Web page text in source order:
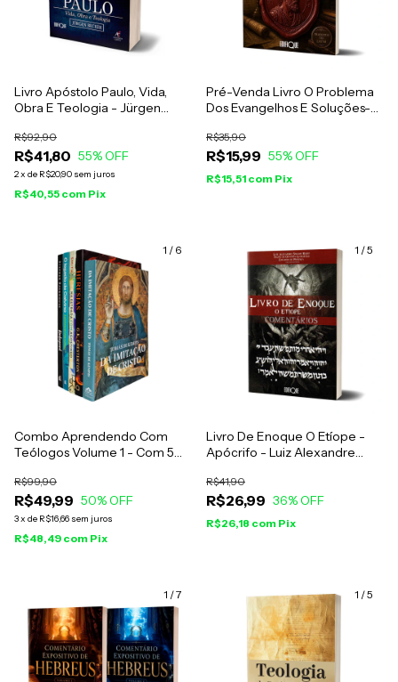
Livro Apóstolo Paulo, Vida,
Obra E Teologia - Jürgen
R$41,80
R$92,90
55% OFF
2x de R$20,90 sem juros
R$40,55 com Pix
Pré-Venda Livro O Problema
Dos Evangelhos E Soluções-
R$15,99
R$35,90
55% OFF
R$15,51 com Pix
1 / 6
Combo Aprendendo Com
Teólogos Volume 1 - Com 5
R$49,99
R$99,90
50% OFF
3x de R$16,66 sem juros
R$48,49 com Pix
1 /5
Livro De Enoque O Etíope -
Apócrifo - Luiz Alexandre
R$26,99
R$41,90
36% OFF
R$26,18 com Pix
1 /7 1 /5